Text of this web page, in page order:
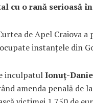
cu o rană serioasă
de Apel Craiova
instanțele din
inculpatulIonuț-
amenda penală de